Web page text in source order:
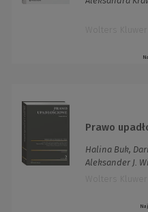
Prawo
Halina Buk,
Aleksander J.